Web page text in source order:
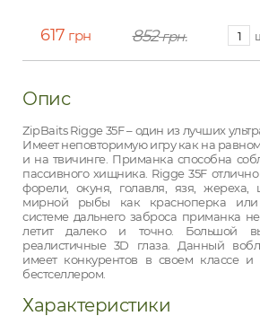
617 грн 852грн.
Опис
ZipBaits Rigge 35F – один из лучших
Имеет неповторимую игру как на
и на твичинге. Приманка способна
пассивного хищника. Rigge 35F
форели, окуня, голавля, язя,
мирной рыбы как красноперка или
системе дальнего заброса приманка
летит далеко и точно. Большой
реалистичные 3D глаза. Данный
имеет конкурентов в своем классе и
бестселлером.
Характеристики